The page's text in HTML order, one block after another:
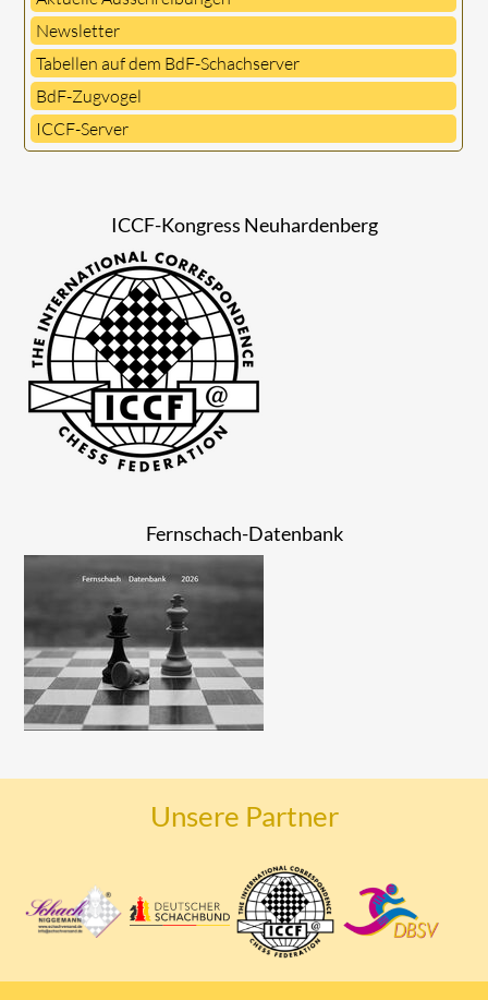
Newsletter
Tabellen auf dem BdF-Schachserver
BdF-Zugvogel
ICCF-Server
ICCF-Kongress Neuhardenberg
Fernschach-Datenbank
Unsere Partner